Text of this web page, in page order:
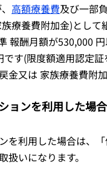
高額療養費及び一部
療養費附加金)として
報酬月額が530,000
す(限度額適用認定
金又は 家族療養費附加
ョンを利用した場合
を利用した場合は、
扱いになります。